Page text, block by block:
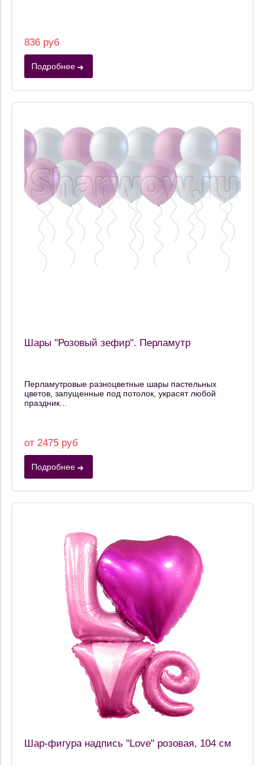
836 руб
Подробнее
Шары "Розовый зефир". Перламутр
Перламутровые разноцветные шары пастельных
цветов, запущенные под потолок, украсят любой
праздник...
от 2475 руб
Подробнее
Шар-фигура надпись "Love" розовая, 104 см